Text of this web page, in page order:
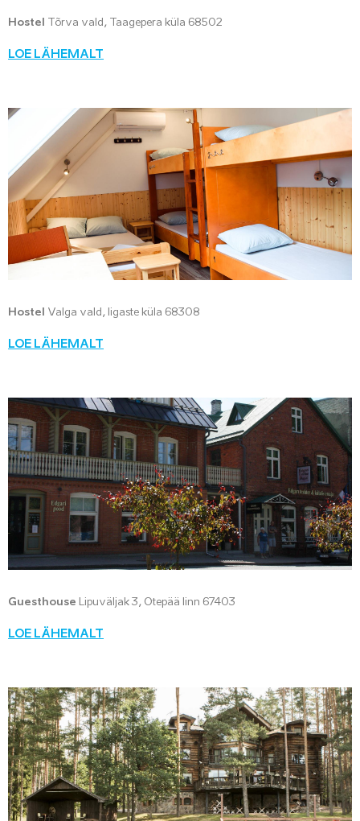
Hostel Tõrva vald, Taagepera küla 68502
LOE LÄHEMALT
Hostel Valga vald, Iigaste küla 68308
LOE LÄHEMALT
Guesthouse Lipuväljak 3, Otepää linn 67403
LOE LÄHEMALT